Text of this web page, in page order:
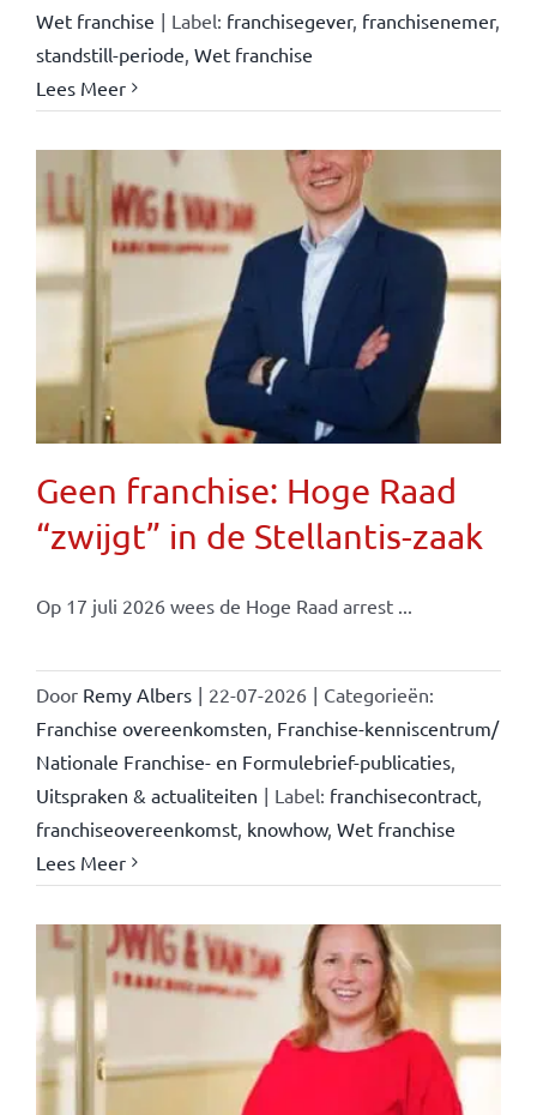
Wet franchise | Label: franchisegever, franchisenemer,
standstill-periode Wet franchise
Lees Meer
Geen franchise: Hoge Raad
“zwijgt” in de Stellantis-zaak
Op 17 juli 2026 wees de Hoge Raad arrest ...
Door Remy Albers | 22-07-2026 | Categorieën:
Franchise overeenkomsten Franchise-kenniscentrum/
Nationale Franchise- en Formulebrief-publicaties,
Uitspraken & actualiteiten | Label: franchisecontract,
franchiseovereenkomst, knowhow, Wet franchise
Lees Meer